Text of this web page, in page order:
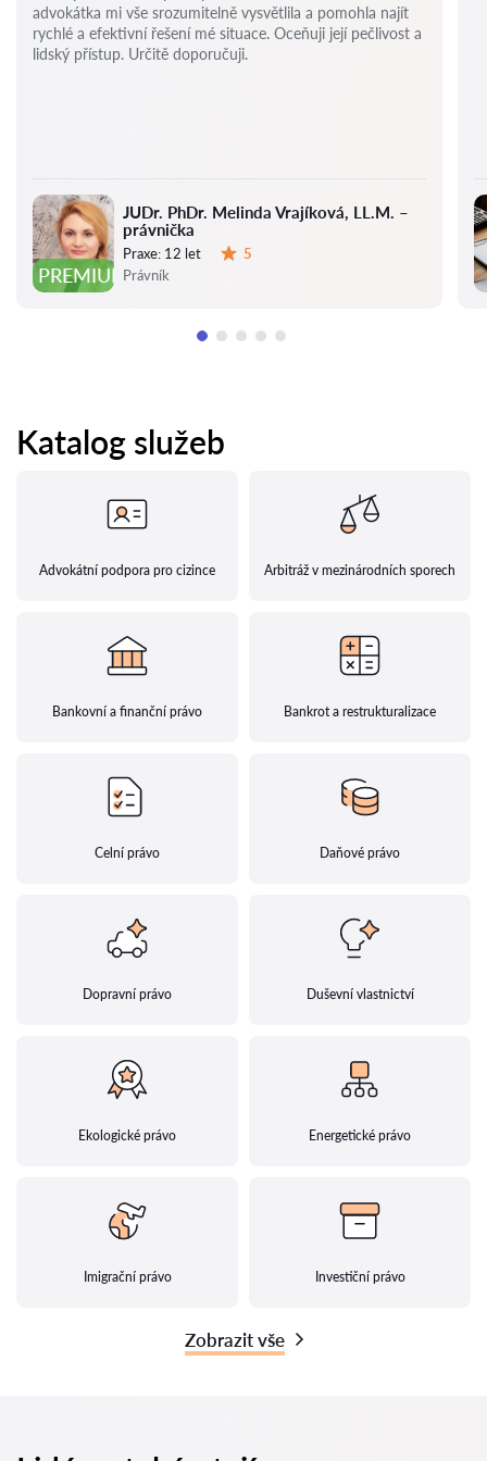
PREMIUM
JUDr. PhDr. Melinda Vrajíková, LL.M. –
právnička
Praxe: 12 let
5
Právník
advokátka mi vše srozumitelně vysvětlila a pomohla najít
rychlé a efektivní řešení mé situace. Oceňuji její pečlivost a
lidský přístup. Určitě doporučuji.
Katalog služeb
Advokátní podpora pro cizince Arbitráž v mezinárodních sporech
Bankovní a finanční právo Bankrot a restrukturalizace
Celní právo Daňové právo
Dopravní právo Duševní vlastnictví
Ekologické právo Energetické právo
Imigrační právo Investiční právo
Zobrazit vše